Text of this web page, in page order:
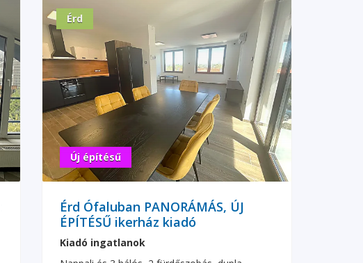
Érd
Új építésű
Érd Ófaluban PANORÁMÁS, ÚJ
ÉPÍTÉSŰ ikerház kiadó
Kiadó ingatlanok